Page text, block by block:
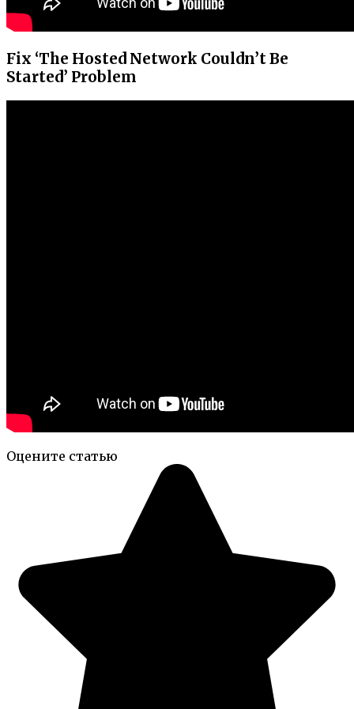
Fix ‘The Hosted Network Couldn’t Be
Started’ Problem
Оцените статью